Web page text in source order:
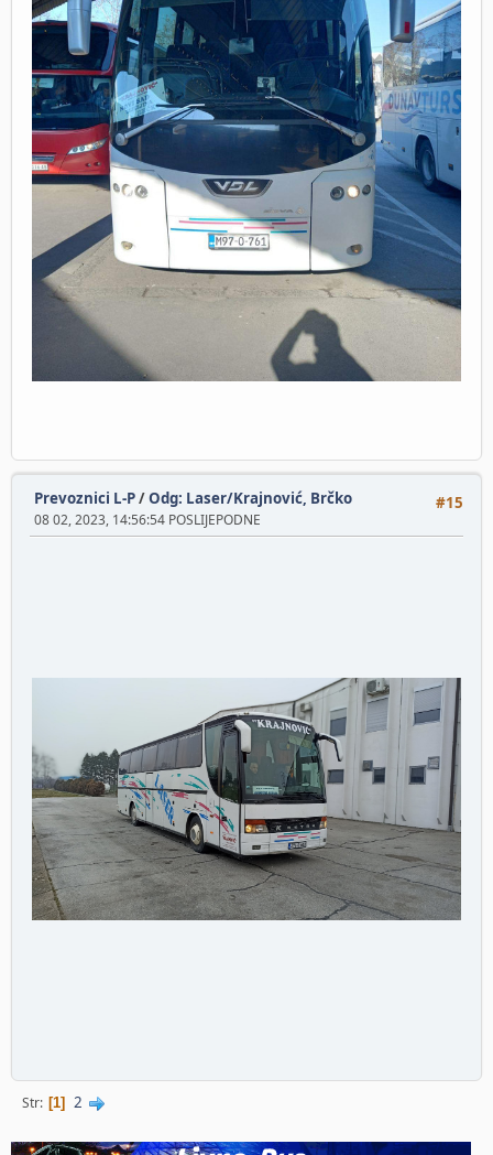
#15
Prevoznici L-P/Odg: Laser/Krajnović, Brčko
08 02, 2023, 14:56:54 POSLIJEPODNE
Str 1 2